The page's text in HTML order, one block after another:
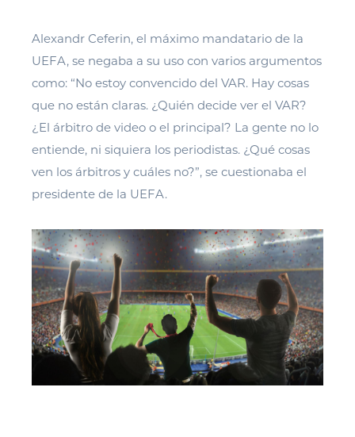
Alexandr Ceferin, el máximo mandatario de la
UEFA, se negaba a su uso con varios argumentos
como: “No estoy convencido del VAR. Hay cosas
que no están claras. ¿Quién decide ver el VAR?
¿El árbitro de video o el principal? La gente no lo
entiende, ni siquiera los periodistas. ¿Qué cosas
ven los árbitros y cuáles no?”, se cuestionaba el
presidente de la UEFA.